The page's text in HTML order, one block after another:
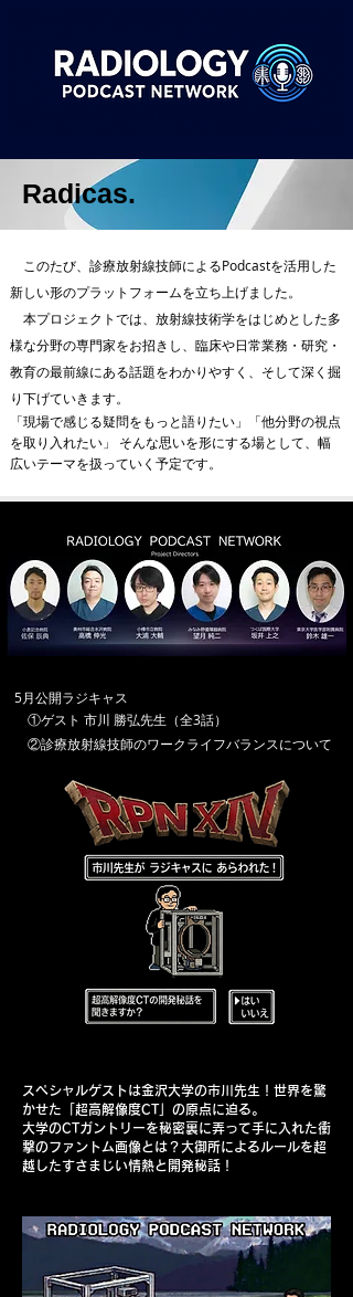
Radicas.
このたび、診療放射線技師によるPodcastを活用した
新しい形のプラットフォームを立ち上げました。
本プロジェクトでは、放射線技術学をはじめとした多
様な分野の専門家をお招きし、臨床や日常業務・研究・
教育の最前線にある話題をわかりやすく、そして深く掘
り下げていきます。
「現場で感じる疑問をもっと語りたい」「他分野の視点
を取り入れたい」 そんな思いを形にする場として、幅
広いテーマを扱っていく予定です。
5月公開ラジキャス
①ゲスト 市川 勝弘先生（全3話）
②診療放射線技師のワークライフバランスについて
スペシャルゲストは金沢大学の市川先生！世界を驚
かせた「超高解像度CT」の原点に迫る。
大学のCTガントリーを秘密裏に弄って手に入れた衝
撃のファントム画像とは？大御所によるルールを超
越したすさまじい情熱と開発秘話！